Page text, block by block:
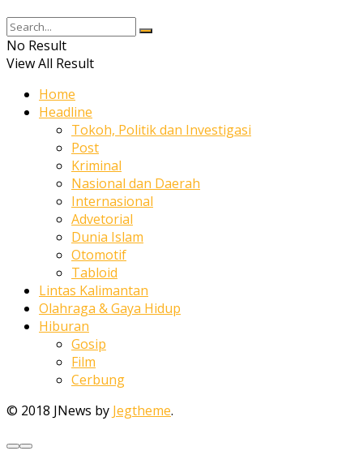
No Result
View All Result
Home
Headline
Tokoh, Politik dan Investigasi
Post
Kriminal
Nasional dan Daerah
Internasional
Advetorial
Dunia Islam
Otomotif
Tabloid
Lintas Kalimantan
Olahraga & Gaya Hidup
Hiburan
Gosip
Film
Cerbung
© 2018 JNews by Jegtheme.